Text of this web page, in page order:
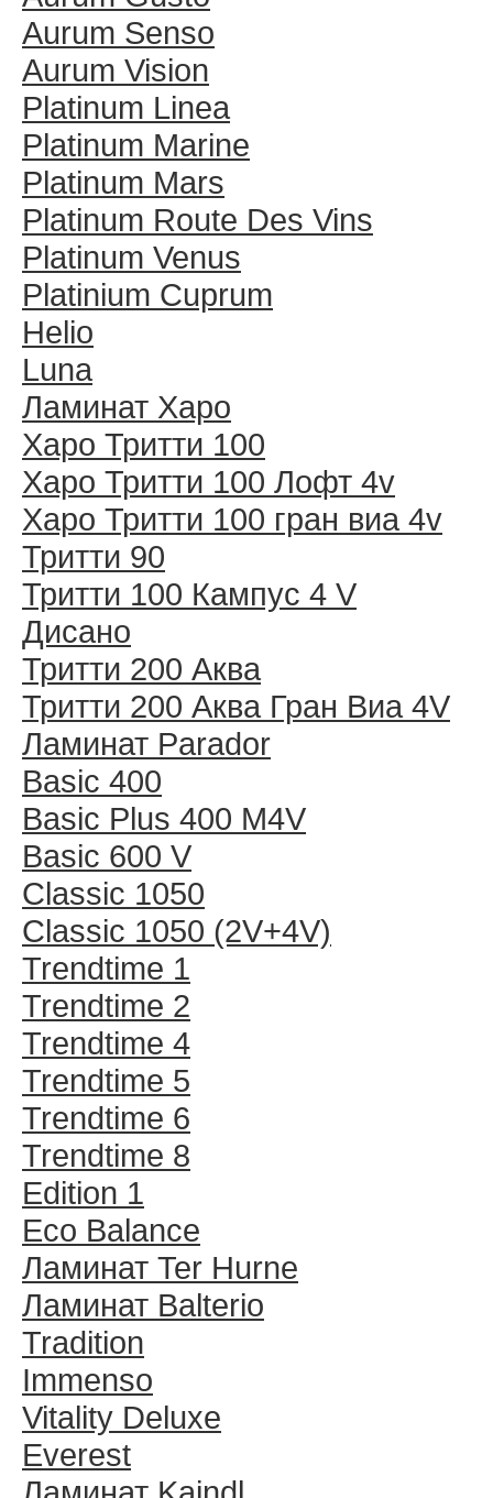
Aurum Senso
Aurum Vision
Platinum Linea
Platinum Marine
Platinum Mars
Platinum Route Des Vins
Platinum Venus
Platinium Cuprum
Helio
Luna
Ламинат Харо
Харо Тритти 100
Харо Тритти 100 Лофт 4v
Харо Тритти 100 гран виа 4v
Тритти 90
Тритти 100 Кампус 4 V
Дисано
Тритти 200 Аква
Тритти 200 Аква Гран Виа 4V
Ламинат Parador
Basic 400
Basic Plus 400 M4V
Basic 600 V
Classic 1050
Classic 1050 (2V+4V)
Trendtime 1
Trendtime 2
Trendtime 4
Trendtime 5
Trendtime 6
Trendtime 8
Edition 1
Eco Balance
Ламинат Ter Hurne
Ламинат Balterio
Tradition
Immenso
Vitality Deluxe
Everest